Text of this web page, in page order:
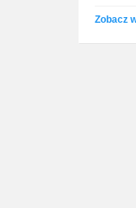
Zobacz